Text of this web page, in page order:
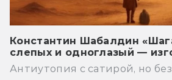
Константин Шабалдин
слепых и одноглазый —
Антиутопия с сатирой, но